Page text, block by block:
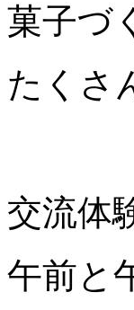
菓子づ
たくさ
交流体
午前と